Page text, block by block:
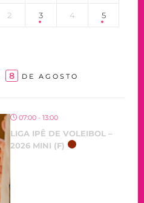
2 3 4 5
8 DE AGOSTO
07:00 - 13:00
LIGA IPÊ DE VOLEIBOL –
2026 MINI (F)